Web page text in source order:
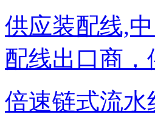
供应装配线,
配线出口商，
倍速链式流